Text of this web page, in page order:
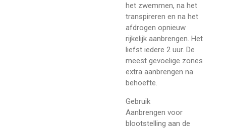
het zwemmen, na het
transpireren en na het
afdrogen opnieuw
rijkelijk aanbrengen. Het
liefst iedere 2 uur. De
meest gevoelige zones
extra aanbrengen na
behoefte.
Gebruik
Aanbrengen voor
blootstelling aan de